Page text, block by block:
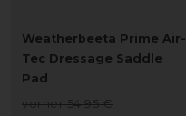
Weatherbeeta Prime Air-
Tec Dressage Saddle
Pad
vorher 54,95 €